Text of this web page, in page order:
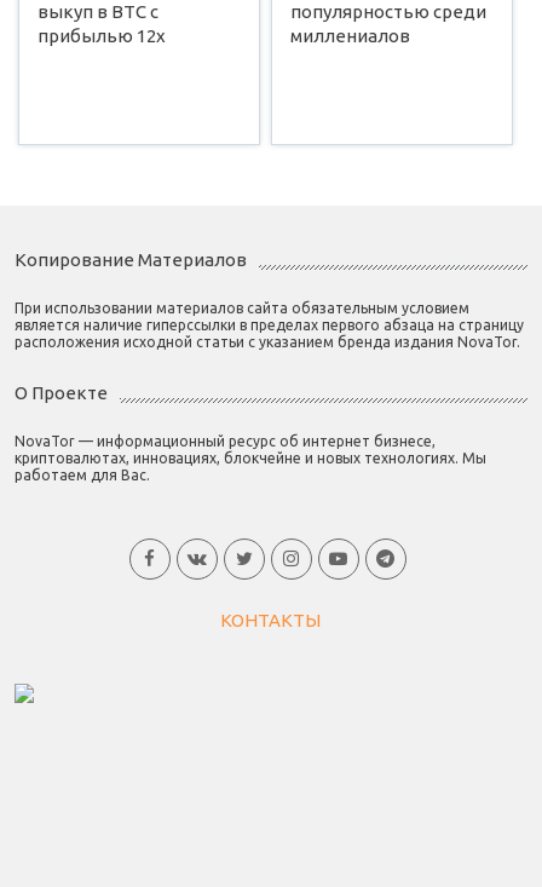
выкуп в BTC с
прибылью 12х
популярностью среди
миллениалов
Копирование Материалов
При использовании материалов сайта обязательным условием
является наличие гиперссылки в пределах первого абзаца на страницу
расположения исходной статьи с указанием бренда издания NovaTor.
О Проекте
NovaTor — информационный ресурс об интернет бизнесе,
криптовалютах, инновациях, блокчейне и новых технологиях. Мы
работаем для Вас.
КОНТАКТЫ